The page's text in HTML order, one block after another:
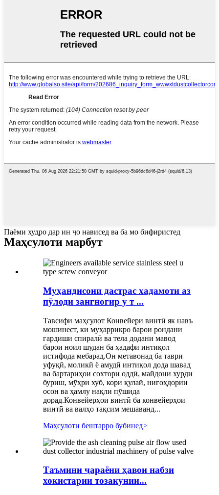
Паёми худро дар ин ҷо нависед ва ба мо бифиристед
Маҳсулоти марбут
Муҳандисони дастрас хадамоти аз
пӯлоди зангногир у т ...
Тавсифи маҳсулот Конвейери винтӣ як навъ
мошинест, ки муҳаррикро барои рондани
гардиши спиралӣ ва тела додани мавод
барои ноил шудан ба ҳадафи интиқол
истифода мебарад.Он метавонад ба таври
уфуқӣ, моликӣ ё амудӣ интиқол дода шавад
ва бартариҳои сохтори оддӣ, майдони хурди
буриш, мӯҳри хуб, кори қулай, нигоҳдории
осон ва ҳамлу нақли пӯшида
дорад.Конвейерҳои винтӣ ба конвейерҳои
винтӣ ва валҳо тақсим мешаванд...
Маҳсулоти бештарро бубинед>
Таъмини ҷараёни ҳавои набзи
хокистарии тозакунии...